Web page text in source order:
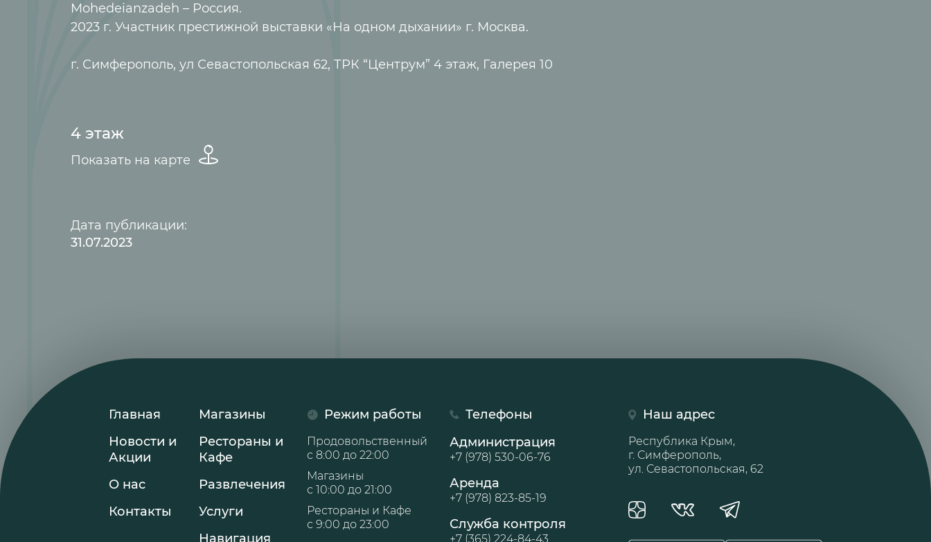
Mohedeianzadeh – Россия.
2023 г. Участник престижной выставки «На одном дыхании» г. Москва.
г. Симферополь, ул Севастопольская 62, ТРК “Центрум” 4 этаж, Галерея 10
4 этаж
Показать на карте
Дата публикации:
31.07.2023
Главная
Новости и
Акции
О нас
Контакты
Магазины
Рестораны и
Кафе
Развлечения
Услуги
Навигация
Режим работы
Продовольственный
с 8:00 до 22:00
Магазины
с 10:00 до 21:00
Рестораны и Кафе
с 9:00 до 23:00
Телефоны
Администрация
+7 (978) 530-06-76
Аренда
+7 (978) 823-85-19
Служба контроля
+7 (365) 224-84-43
Наш адрес
Республика Крым,
г. Симферополь,
ул. Севастопольская, 62